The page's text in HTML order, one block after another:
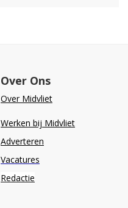
Over Ons
Over Midvliet
Werken bij Midvliet
Adverteren
Vacatures
Redactie